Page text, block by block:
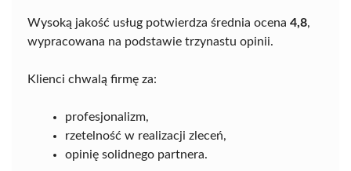
Wysoką jakość usług potwierdza średnia ocena 4,8,
wypracowana na podstawie trzynastu opinii.
Klienci chwalą firmę za:
profesjonalizm,
rzetelność w realizacji zleceń,
opinię solidnego partnera.